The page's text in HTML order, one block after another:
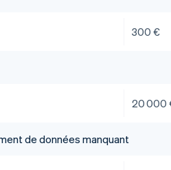
300 €
20 000
de données manquant